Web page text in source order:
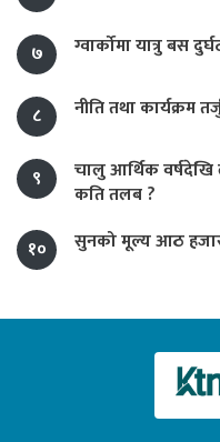
७ ग्वार्कोमा यात्रु बस
८ नीति तथा कार्यक्रम
९
चालु आर्थिक
कति तलब ?
१०
सुनको मूल्य आठ